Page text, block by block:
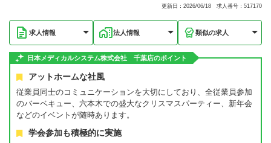
更新日：2026/06/18 求人番号：517170
求人情報 法人情報 類似の求人
日本メディカルシステム株式会社 千葉店のポイント
アットホームな社風
従業員同士のコミュニケーションを大切にしており、全従業員参加
のバーベキュー、六本木での盛大なクリスマスパーティー、新年会
などのイベントが随時あります。
学会参加も積極的に実施